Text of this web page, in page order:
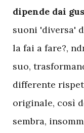
dipende dai
suoni 'diversa'
la fai a fare?,
suo,
differente
originale, così
sembra,